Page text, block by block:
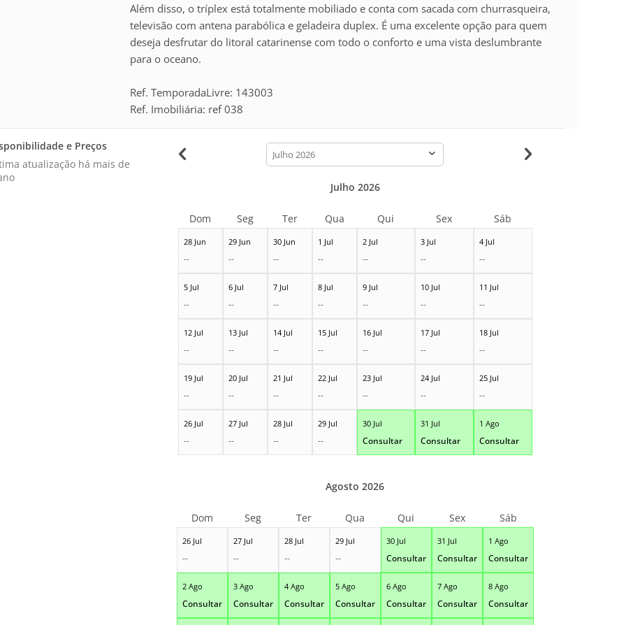
Além disso, o tríplex está totalmente mobiliado e conta com sacada com churrasqueira,
televisão com antena parabólica e geladeira duplex. É uma excelente opção para quem
deseja desfrutar do litoral catarinense com todo o conforto e uma vista deslumbrante
para o oceano.
Ref. TemporadaLivre: 143003
Ref. Imobiliária: ref 038
e Preços
atualização há mais de
calendar-
month
28 Jun
--
29 Jun
--
30 Jun
--
1 Jul
--
2 Jul
--
3 Jul
--
4 Jul
--
5 Jul
--
6 Jul
--
7 Jul
--
8 Jul
--
9 Jul
--
10 Jul
--
11 Jul
--
12 Jul
--
13 Jul
--
14 Jul
--
15 Jul
--
16 Jul
--
17 Jul
--
18 Jul
--
19 Jul
--
20 Jul
--
21 Jul
--
22 Jul
--
23 Jul
--
24 Jul
--
25 Jul
--
26 Jul
--
27 Jul
--
28 Jul
--
29 Jul
--
30 Jul
Consultar
31 Jul
Consultar
1 Ago
Consultar
Julho 2026
Dom Seg Ter Qua Qui Sex Sáb
26 Jul
--
27 Jul
--
28 Jul
--
29 Jul
--
30 Jul
Consultar
31 Jul
Consultar
1 Ago
Consultar
2 Ago
Consultar
3 Ago
Consultar
4 Ago
Consultar
5 Ago
Consultar
6 Ago
Consultar
7 Ago
Consultar
8 Ago
Consultar
Agosto 2026
Dom Seg Ter Qua Qui Sex Sáb